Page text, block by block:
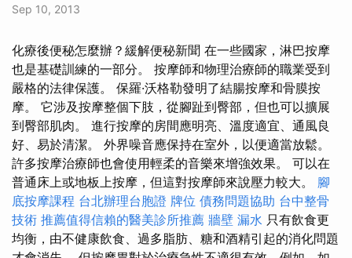
Sep 10, 2013
化療後便秘怎麼辦？緩解便秘新聞 在一些國家，淋巴按摩
也是基礎訓練的一部分。 按摩師和物理治療師的職業受到
嚴格的法律保護。 保羅·沃格勒發明了結腸按摩和骨膜按
摩。 它涉及按摩整個下肢，從腳趾到臀部，但也可以擴展
到臀部肌肉。 進行按摩的房間應明亮、溫度適宜、通風良
好、易於清潔。 外界噪音應保持在室外，以便適當放鬆。
許多按摩治療師也會使用輕柔的音樂來增強效果。 可以在
普通床上或地板上按摩，但這對按摩師來說壓力較大。 腳
底按摩課程 台北辦理台胞證 牌位 債務問題協助 台中整骨
技術 推薦值得信賴的醫美診所推薦 牆壁 漏水 只有飲食更
均衡，由不健康飲食、過多脂肪、糖和酒精引起的消化問題